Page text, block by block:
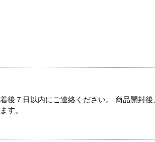
後７日以内にご連絡ください。 商品開封
す。